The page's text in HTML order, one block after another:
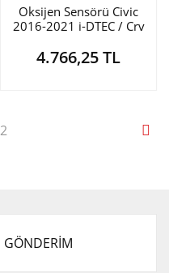
Oksijen Sensörü Civic
2016-2021 i-DTEC / Crv
4.766,25 TL
2
GÖNDERİM